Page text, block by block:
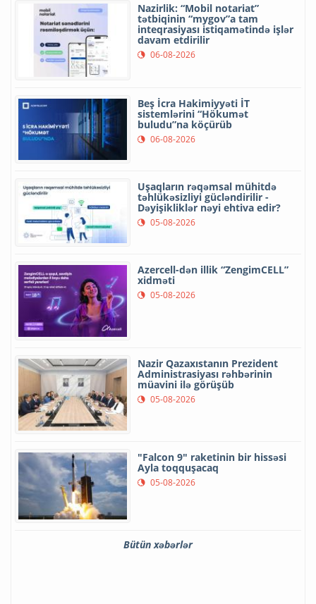
Nazirlik: “Mobil notariat”
tətbiqinin “mygov”a tam
inteqrasiyası istiqamətində işlər
davam etdirilir
06-08-2026
Beş İcra Hakimiyyəti İT
sistemlərini “Hökumət
buludu”na köçürüb
06-08-2026
Uşaqların rəqəmsal mühitdə
təhlükəsizliyi gücləndirilir -
Dəyişikliklər nəyi ehtiva edir?
05-08-2026
Azercell-dən illik “ZengimCELL”
xidməti
05-08-2026
Nazir Qazaxıstanın Prezident
Administrasiyası rəhbərinin
müavini ilə görüşüb
05-08-2026
"Falcon 9" raketinin bir hissəsi
Ayla toqquşacaq
05-08-2026
Bütün xəbərlər